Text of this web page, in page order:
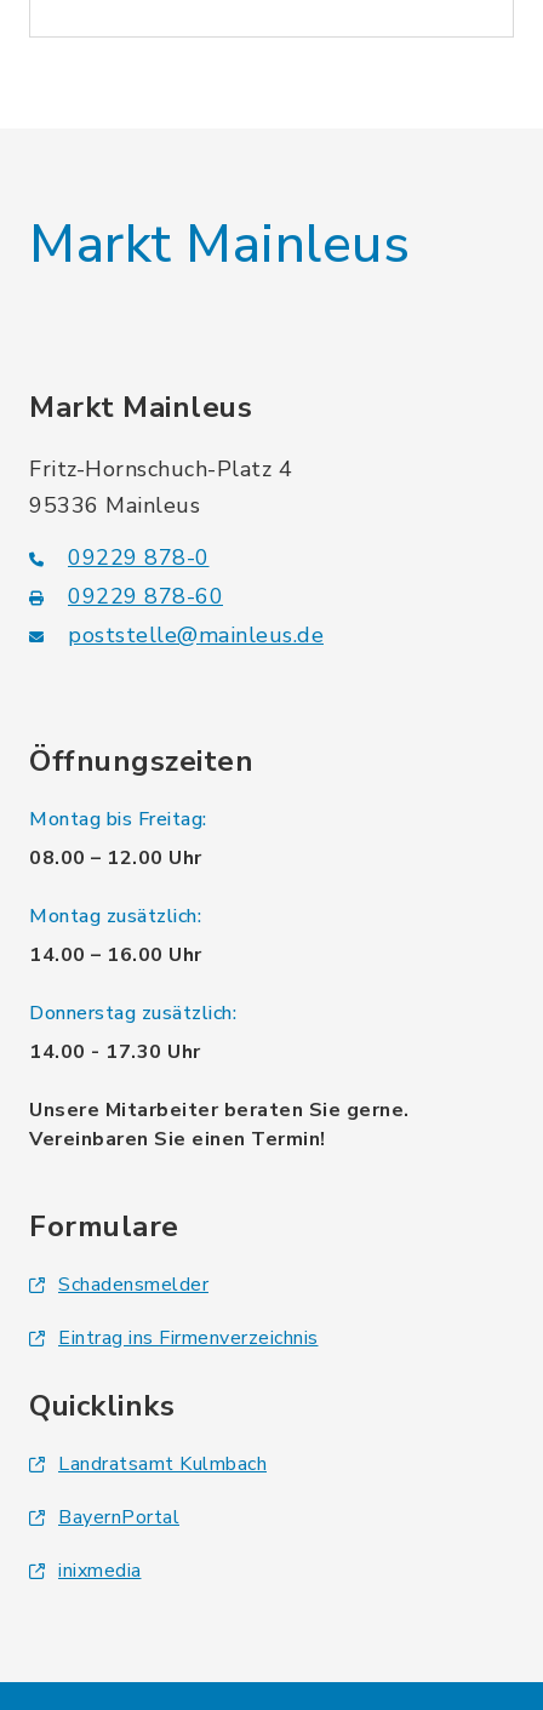
Markt Mainleus
Markt Mainleus
Fritz-Hornschuch-Platz 4
95336 Mainleus
09229 878-0
09229 878-60
poststelle@mainleus.de
Öffnungszeiten
Montag bis Freitag:
08.00 – 12.00 Uhr
Montag zusätzlich:
14.00 – 16.00 Uhr
Donnerstag zusätzlich:
14.00 - 17.30 Uhr
Unsere Mitarbeiter beraten Sie gerne.
Vereinbaren Sie einen Termin!
Formulare
Schadensmelder
Eintrag ins Firmenverzeichnis
Quicklinks
Landratsamt Kulmbach
BayernPortal
inixmedia